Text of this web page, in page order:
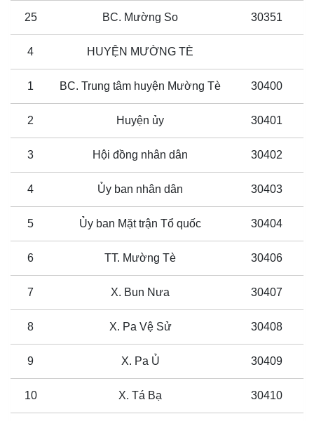
25 BC. Mường So 30351
4 HUYỆN MƯỜNG TÈ
1 BC. Trung tâm huyện Mường Tè 30400
2 Huyện ủy 30401
3 Hội đồng nhân dân 30402
4 Ủy ban nhân dân 30403
5 Ủy ban Mặt trận Tổ quốc 30404
6 TT. Mường Tè 30406
7 X. Bun Nưa 30407
8 X. Pa Vệ Sử 30408
9 X. Pa Ủ 30409
10 X. Tá Bạ 30410